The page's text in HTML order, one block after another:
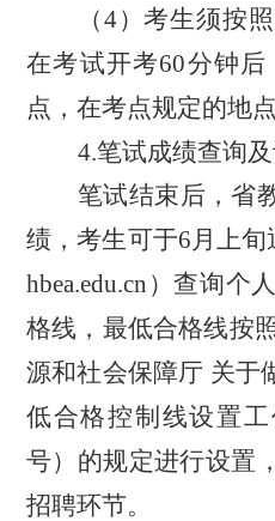
（4）考生须按
在考试开考60分钟后
点，在考点规定的地
4.笔试成绩查询
笔试结束后，省
绩，考生可于6月上旬
hbea.edu.cn ）查询个
格线，最低合格线按
源和社会保障厅 关于
低合格控制线设置
号）的规定进行设置
招聘环节。